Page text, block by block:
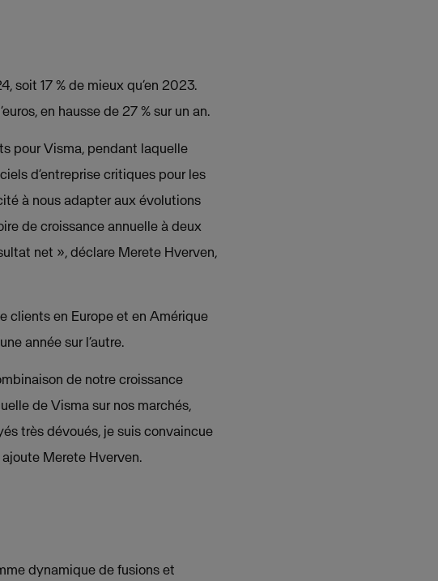
soit 17 % de mieux qu’en 2023.
en hausse de 27 % sur un an.
pour Visma, pendant laquelle
d’entreprise critiques pour les
à nous adapter aux évolutions
de croissance annuelle à deux
net », déclare Merete Hverven,
clients en Europe et en Amérique
année sur l’autre.
de notre croissance
de Visma sur nos marchés,
très dévoués, je suis convaincue
Merete Hverven.
dynamique de fusions et